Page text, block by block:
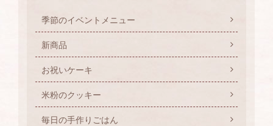
季節のイベントメニュー
新商品
お祝いケーキ
米粉のクッキー
毎日の手作りごはん